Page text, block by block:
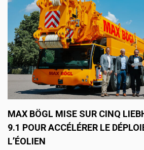
MAX BÖGL MISE SUR CINQ
9.1 POUR ACCÉLÉRER LE
L’ÉOLIEN